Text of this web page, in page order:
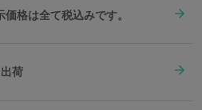
格は全て税込みです。
荷